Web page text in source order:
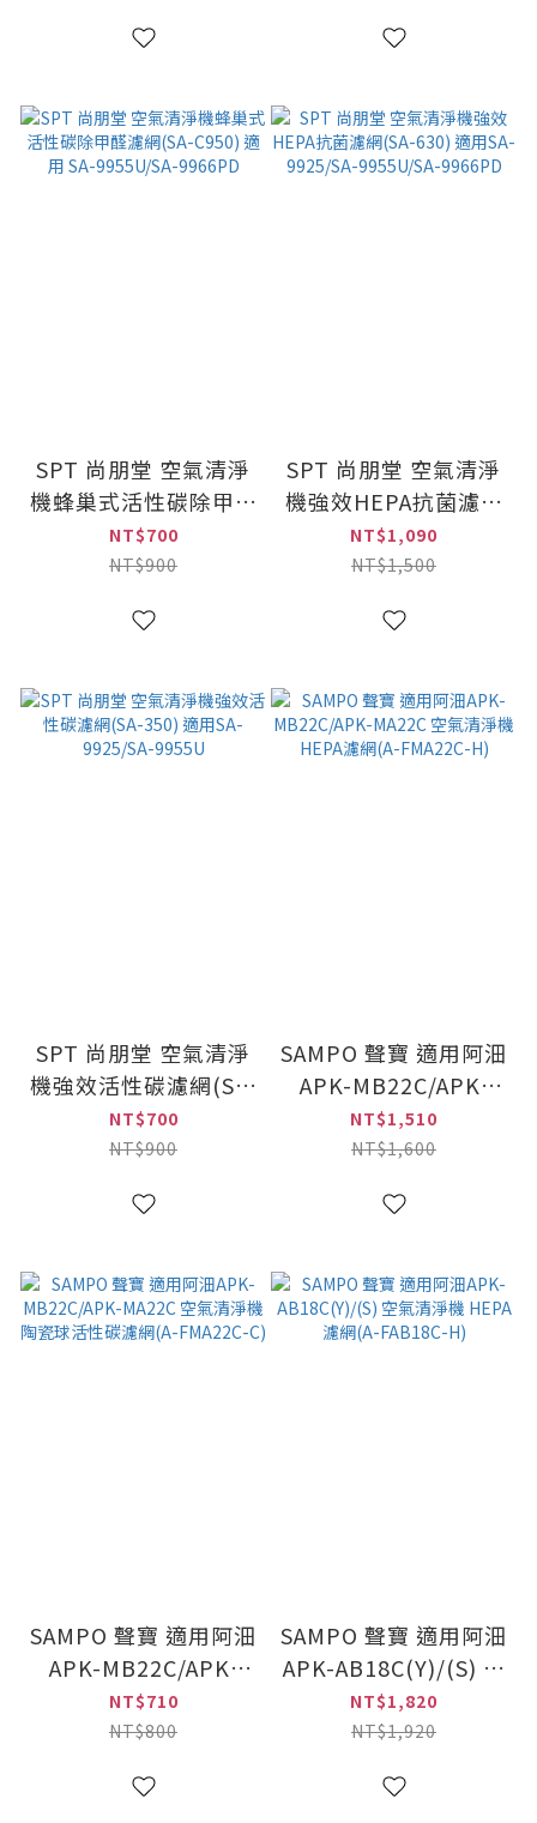
SPT 尚朋堂 空氣清淨
機蜂巢式活性碳除甲醛
濾網(SA-C950) 適用
SA-9955U/SA-
NT$700
NT$900
SPT 尚朋堂 空氣清淨
機強效HEPA抗菌濾網
(SA-630) 適用SA-
9925/SA-9955U/SA-
NT$1,090
NT$1,500
SPT 尚朋堂 空氣清淨
機強效活性碳濾網(SA-
350) 適用SA-
9925/SA-9955U
NT$700
NT$900
SAMPO 聲寶 適用阿沺
APK-MB22C/APK-
MA22C 空氣清淨機
HEPA濾網(A-
NT$1,510
NT$1,600
SAMPO 聲寶 適用阿沺
APK-MB22C/APK-
MA22C 空氣清淨機 陶
瓷球活性碳濾網(A-
NT$710
NT$800
SAMPO 聲寶 適用阿沺
APK-AB18C(Y)/(S) 空
氣清淨機 HEPA濾網
(A-FAB18C-H)
NT$1,820
NT$1,920